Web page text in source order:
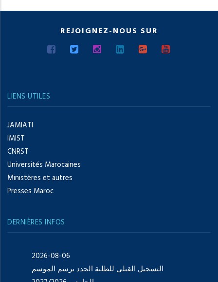
REJOIGNEZ-NOUS SUR
LIENS UTILES
JAMIATI
IMIST
CNRST
Universités Marocaines
Ministères et autres
Presses Maroc
DERNIÈRES INFOS
2026-08-06
التسجيل القبلي للطلبة الجدد برسم الموسم